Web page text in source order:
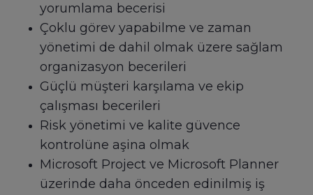
yorumlama becerisi
Çoklu görev yapabilme ve zaman
yönetimi de dahil olmak üzere sağlam
organizasyon becerileri
Güçlü müşteri karşılama ve ekip
çalışması becerileri
Risk yönetimi ve kalite güvence
kontrolüne aşina olmak
Microsoft Project ve Microsoft Planner
üzerinde daha önceden edinilmiş iş